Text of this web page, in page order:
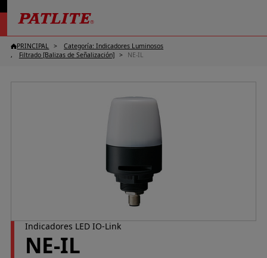
PRINCIPAL
Categoría: Indicadores Luminosos
Filtrado [Balizas de Señalización]
NE-IL
Indicadores LED IO-Link
NE-IL